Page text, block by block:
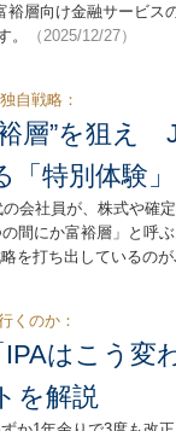
裕層向け金融サービス
。
（2025/12/27）
自戦略：
層”を狙え
特別体験」
会社員が、株式や確
間にか富裕層」と呼
を打ち出しているのが
くのか：
IPAはこう
を解説